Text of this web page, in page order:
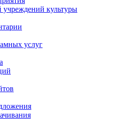
учреждений культуры
услуг